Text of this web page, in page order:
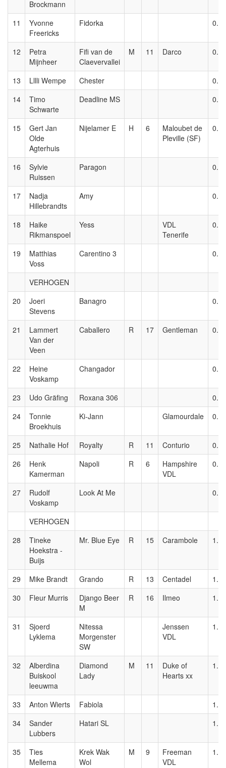
Brockmann
11
Yvonne
Freericks
Fidorka 0.80
12
Petra
Mijnheer
Fifi van de
Claevervallei
M 11 Darco 0.80
13 Lllli Wempe Chester
0.80
14
Timo
Schwarte
Deadline MS 0.80
15
Gert Jan
Olde
Agterhuis
Nijelamer E H 6
Maloubet de
Pleville (SF)
0.80
16
Sylvie
Ruissen
Paragon 0.80
17
Nadja
Hillebrandts
Amy 0.80
18
Haike
Rikmanspoel
Yess
VDL
Tenerife
0.80
19
Matthias
Voss
Carentino 3 0.80
VERHOGEN
20
Joeri
Stevens
Banagro 0.90
21
Lammert
Van der
Veen
Caballero R 17 Gentleman 0.90
22
Heine
Voskamp
Changador 0.90
23 Udo Gräfing Roxana 306
0.90
24
Tonnie
Broekhuis
Ki-Jann Glamourdale 0.90
25 Nathalie Hof Royalty R 11 Conturio
0.90
26
Henk
Kamerman
Napoli R 6
Hampshire
VDL
0.90
27
Rudolf
Voskamp
Look At Me 0.90
VERHOGEN
28
Tineke
Hoekstra -
Buijs
Mr. Blue Eye R 15 Carambole 1.00
29 Mike Brandt Grando R 13 Centadel
1.00
30
Fleur Murris
Django Beer
M
R 16 Ilmeo 1.00
31
Sjoerd
Lyklema
Nitessa
Morgenster
SW
Jenssen
VDL
1.00
32
Alberdina
Buiskool
leeuwma
Diamond
Lady
M 11
Duke of
Hearts xx
1.00
33 Anton Wierts Fabiola
1.00
34
Sander
Lubbers
Hatari SL 1.00
35
Ties
Mellema
Krek Wak
Wol
M 9
Freeman
VDL
1.00